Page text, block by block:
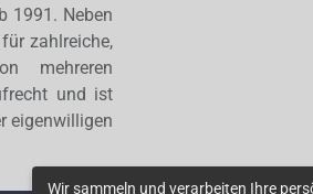
1991. Neben
zahlreiche,
mehreren
und ist
eigenwilligen
Wir sammeln und verarbeiten Ihre